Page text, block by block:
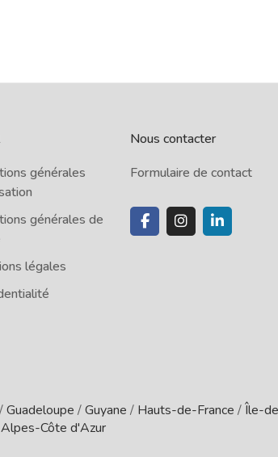
générales
générales de
légales
Nous contacter
Formulaire de contact
/Guadeloupe /Guyane / Hauts-de-France /Île-
Côte d'Azur